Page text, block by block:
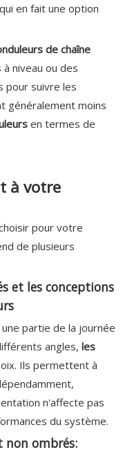
en fait une option
de chaîne
niveau ou des
pour suivre les
généralement moins
en termes de
à votre
pour votre
de plusieurs
et les conceptions
partie de la journée
angles, les
Ils permettent à
n'affecte pas
du système.
non ombrés: